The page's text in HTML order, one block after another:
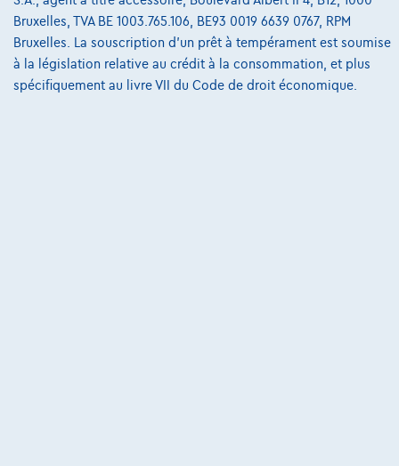
Bruxelles, TVA BE 1003.765.106, BE93 0019 6639 0767, RPM
Bruxelles. La souscription d'un prêt à tempérament est soumise
à la législation relative au crédit à la consommation, et plus
spécifiquement au livre VII du Code de droit économique.
@2024 TCS Mobility SA/NV Copyright
Conditions Générales